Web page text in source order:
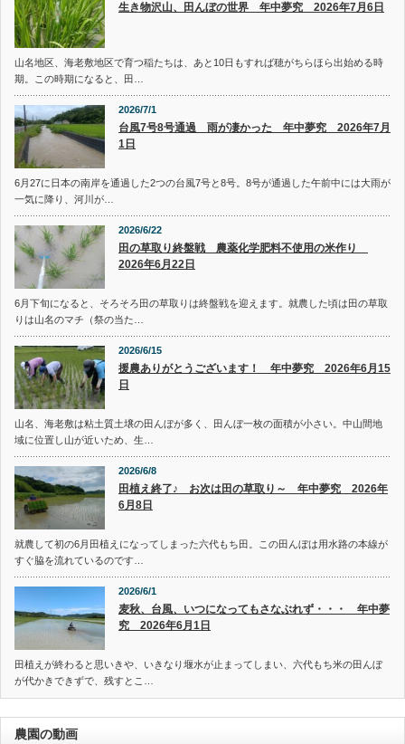
生き物沢山、田んぼの世界 年中夢究 2026年7月6日
山名地区、海老敷地区で育つ稲たちは、あと10日もすれば穂がちらほら出始める時
期。この時期になると、田…
2026/7/1
台風7号8号通過 雨が凄かった 年中夢究 2026年7月
1日
6月27に日本の南岸を通過した2つの台風7号と8号。8号が通過した午前中には大雨が
一気に降り、河川が…
2026/6/22
田の草取り終盤戦 農薬化学肥料不使用の米作り
2026年6月22日
6月下旬になると、そろそろ田の草取りは終盤戦を迎えます。就農した頃は田の草取
りは山名のマチ（祭の当た…
2026/6/15
援農ありがとうございます！ 年中夢究 2026年6月15
日
山名、海老敷は粘土質土壌の田んぼが多く、田んぼ一枚の面積が小さい。中山間地
域に位置し山が近いため、生…
2026/6/8
田植え終了♪ お次は田の草取り～ 年中夢究 2026年
6月8日
就農して初の6月田植えになってしまった六代もち田。この田んぼは用水路の本線が
すぐ脇を流れているのです…
2026/6/1
麦秋、台風、いつになってもさなぶれず・・・ 年中夢
究 2026年6月1日
田植えが終わると思いきや、いきなり堰水が止まってしまい、六代もち米の田んぼ
が代かきできずで、残すとこ…
農園の動画